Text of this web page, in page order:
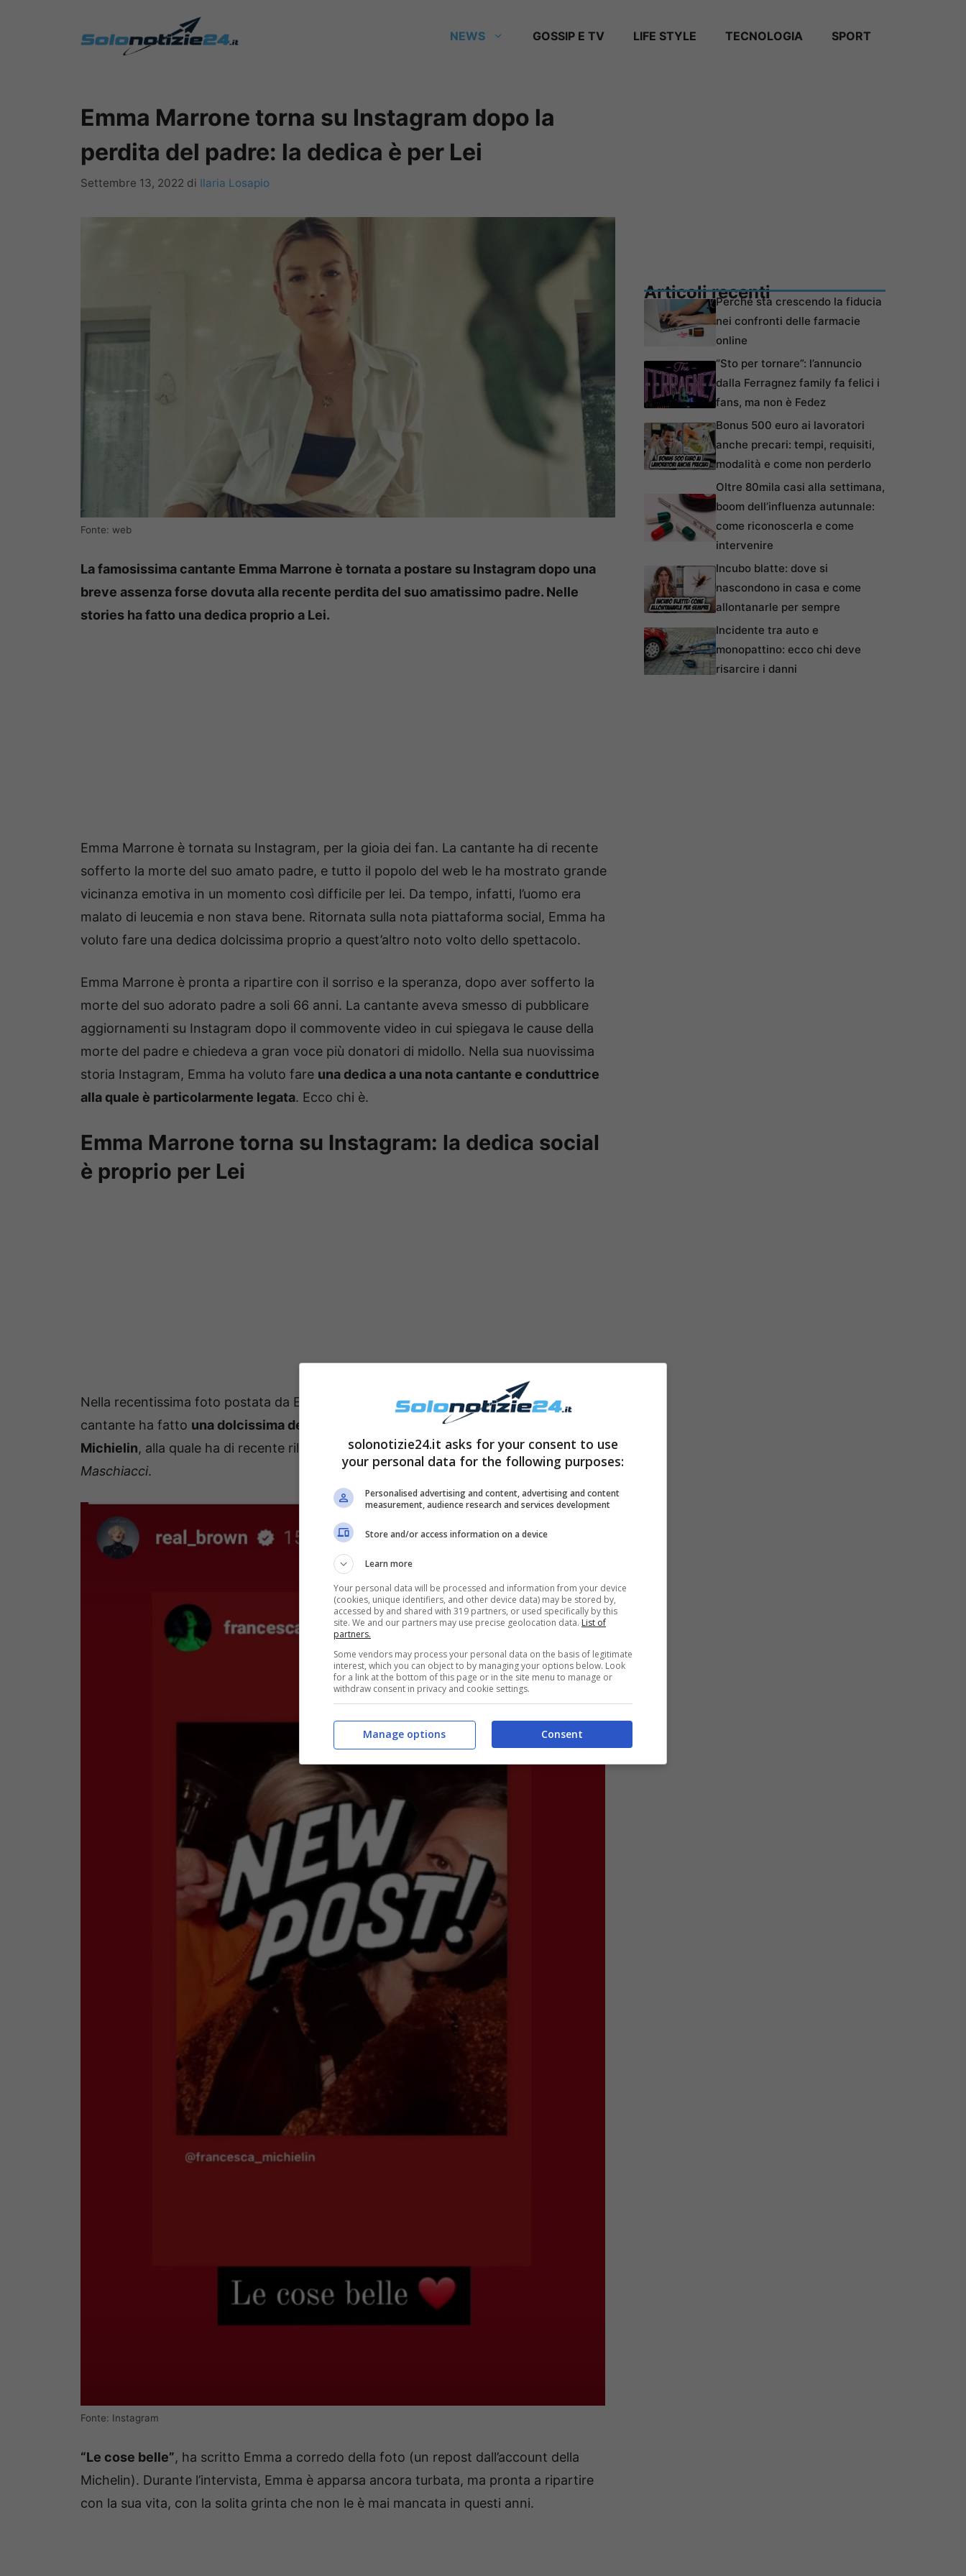
NEWS GOSSIP E TV LIFE STYLE TECNOLOGIA SPORT
Emma Marrone torna su Instagram dopo la
perdita del padre: la dedica è per Lei
Settembre 13, 2022 di Ilaria Losapio
Fonte: web
La famosissima cantante Emma Marrone è tornata a postare su Instagram dopo una
breve assenza forse dovuta alla recente perdita del suo amatissimo padre. Nelle
stories ha fatto una dedica proprio a Lei.
Emma Marrone è tornata su Instagram, per la gioia dei fan. La cantante ha di recente
sofferto la morte del suo amato padre, e tutto il popolo del web le ha mostrato grande
vicinanza emotiva in un momento così difficile per lei. Da tempo, infatti, l’uomo era
malato di leucemia e non stava bene. Ritornata sulla nota piattaforma social, Emma ha
voluto fare una dedica dolcissima proprio a quest’altro noto volto dello spettacolo.
Emma Marrone è pronta a ripartire con il sorriso e la speranza, dopo aver sofferto la
morte del suo adorato padre a soli 66 anni. La cantante aveva smesso di pubblicare
aggiornamenti su Instagram dopo il commovente video in cui spiegava le cause della
morte del padre e chiedeva a gran voce più donatori di midollo. Nella sua nuovissima
storia Instagram, Emma ha voluto fare una dedica a una nota cantante e conduttrice
alla quale è particolarmente legata. Ecco chi è.
Emma Marrone torna su Instagram: la dedica social
è proprio per Lei
Nella recentissima foto postata da Emma Marrone nelle sue storie Instagram, la
cantante ha fatto una dolcissima dedica alla cantante e conduttrice Francesca
Michielin, alla quale ha di recente rilasciato la prima intervista ufficiale per il podcast
Maschiacci.
Fonte: Instagram
“Le cose belle”, ha scritto Emma a corredo della foto (un repost dall’account della
Michelin). Durante l’intervista, Emma è apparsa ancora turbata, ma pronta a ripartire
con la sua vita, con la solita grinta che non le è mai mancata in questi anni.
Articoli recentiPerché sta crescendo la fiducia
nei confronti delle farmacie
online
“Sto per tornare”: l’annuncio
dalla Ferragnez family fa felici i
fans, ma non è Fedez
Bonus 500 euro ai lavoratori
anche precari: tempi, requisiti,
modalità e come non perderlo
Oltre 80mila casi alla settimana,
boom dell’influenza autunnale:
come riconoscerla e come
intervenire
Incubo blatte: dove si
nascondono in casa e come
allontanarle per sempre
Incidente tra auto e
monopattino: ecco chi deve
risarcire i danni
solonotizie24.it asks for your consent to use
your personal data for the following purposes:
Personalised advertising and content, advertising and content
measurement, audience research and services development
Store and/or access information on a device
Learn more
Your personal data will be processed and information from your device
(cookies, unique identifiers, and other device data) may be stored by,
accessed by and shared with 319 partners, or used specifically by this
site. We and our partners may use precise geolocation data. List of
partners.
Some vendors may process your personal data on the basis of legitimate
interest, which you can object to by managing your options below. Look
for a link at the bottom of this page or in the site menu to manage or
withdraw consent in privacy and cookie settings.
Consent
Manage options